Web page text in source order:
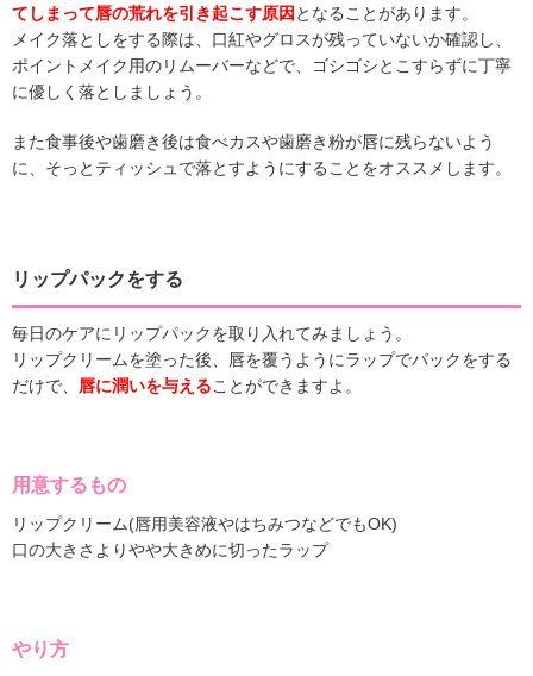
てしまって唇の荒れを引き起こす原因 となることがあります。
メイク落としをする際は、口紅やグロスが残っていないか確認し、
ポイントメイク用のリムーバーなどで、ゴシゴシとこすらずに丁寧
に優しく落としましょう。
また食事後や歯磨き後は食べカスや歯磨き粉が唇に残らないよう
に、そっとティッシュで落とすようにすることをオススメします。
リップパックをする
毎日のケアにリップパックを取り入れてみましょう。
リップクリームを塗った後、唇を覆うようにラップでパックをする
だけで、 唇に潤いを与えることができますよ。
用意するもの
リップクリーム(唇用美容液やはちみつなどでもOK)
口の大きさよりやや大きめに切ったラップ
やり方